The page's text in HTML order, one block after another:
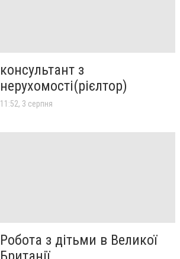
консультант з
нерухомості(рієлтор)
11:52, 3 серпня
Робота з дітьми в Великої